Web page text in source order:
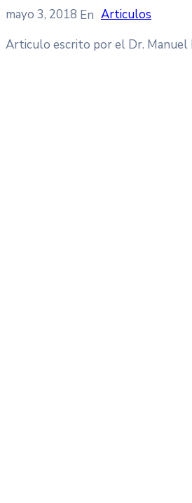
mayo 3, 2018
Articulos
Articulo escrito por el Dr. Manuel